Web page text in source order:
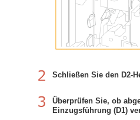
Schließen Sie den D2-
Überprüfen Sie, ob
Einzugsführung (D1)